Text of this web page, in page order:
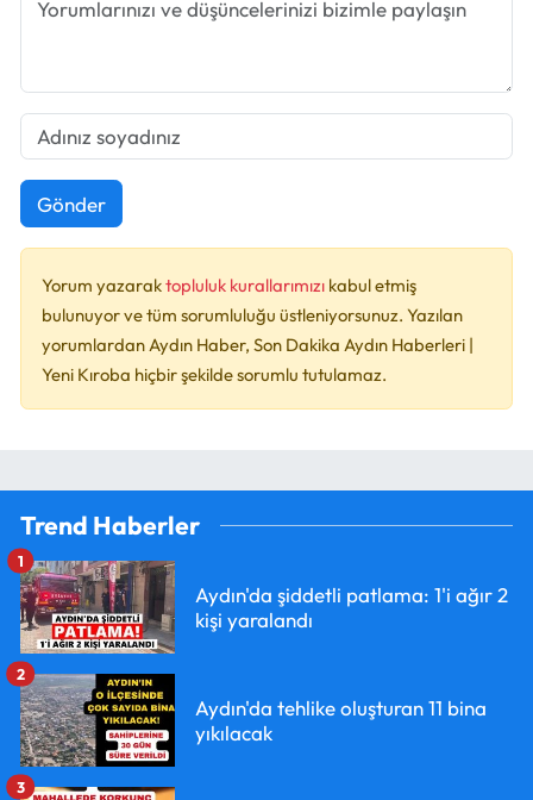
Gönder
Yorum yazaraktopluluk kurallarımızı kabul etmiş
bulunuyor ve tüm sorumluluğu üstleniyorsunuz. Yazılan
yorumlardan Aydın Haber, Son Dakika Aydın Haberleri |
Yeni Kıroba hiçbir şekilde sorumlu tutulamaz.
Trend Haberler
Aydın'da şiddetli patlama: 1'i ağır 2
kişi yaralandı
1
Aydın'da tehlike oluşturan 11 bina
yıkılacak
2
3